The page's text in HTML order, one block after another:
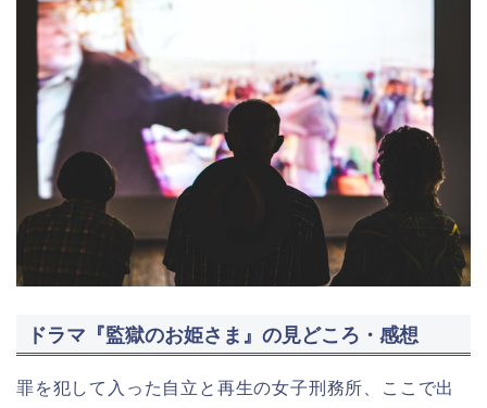
ドラマ『監獄のお姫さま』の見どころ・感想
罪を犯して入った自立と再生の女子刑務所、ここで出